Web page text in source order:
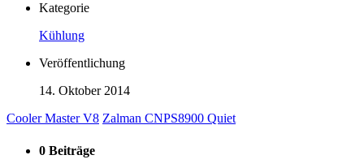
Kategorie
Kühlung
Veröffentlichung
14. Oktober 2014
Cooler Master V8 Zalman CNPS8900 Quiet
0 Beiträge